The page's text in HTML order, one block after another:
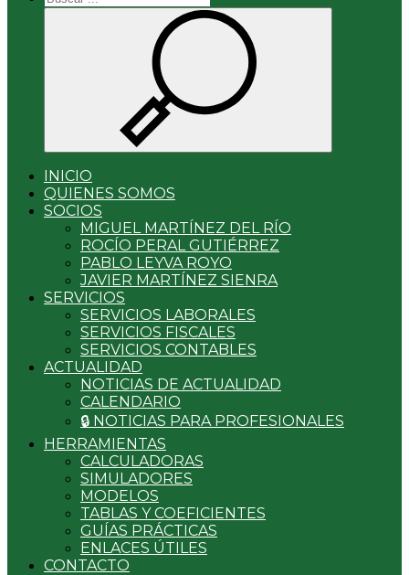
INICIO
QUIENES SOMOS
SOCIOS
MIGUEL MARTÍNEZ DEL RÍO
ROCÍO PERAL GUTIÉRREZ
PABLO LEYVA ROYO
JAVIER MARTÍNEZ SIENRA
SERVICIOS
SERVICIOS LABORALES
SERVICIOS FISCALES
SERVICIOS CONTABLES
ACTUALIDAD
NOTICIAS DE ACTUALIDAD
CALENDARIO
🔒 NOTICIAS PARA PROFESIONALES
HERRAMIENTAS
CALCULADORAS
SIMULADORES
MODELOS
TABLAS Y COEFICIENTES
GUÍAS PRÁCTICAS
ENLACES ÚTILES
CONTACTO